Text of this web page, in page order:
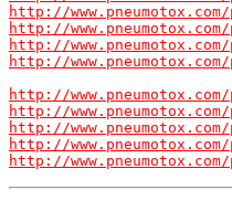
http://
http://
http://
http://
http://
http://
http://
http://
http://